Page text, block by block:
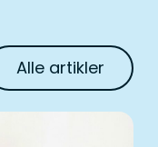
Alle artikler